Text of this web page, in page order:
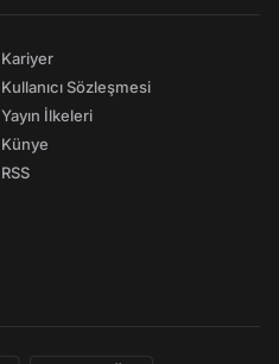
Kariyer
Kullanıcı Sözleşmesi
Yayın İlkeleri
Künye
RSS